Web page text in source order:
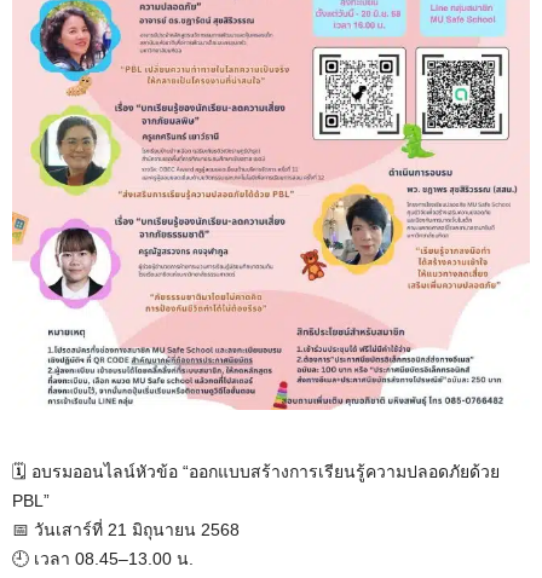
🗓 อบรมออนไลน์หัวข้อ “ออกแบบสร้างการเรียนรู้ความปลอดภัยด้วย
PBL”
📅 วันเสาร์ที่ 21 มิถุนายน 2568
🕘 เวลา 08.45–13.00 น.